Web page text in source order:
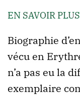
EN SAVOIR PLUS
Biographie
vécu en
n’a pas eu la
exemplaire